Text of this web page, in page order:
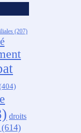
(207)
droits
(614)